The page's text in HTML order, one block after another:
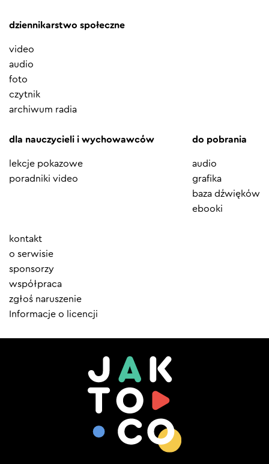
dziennikarstwo społeczne
video
audio
foto
czytnik
archiwum radia
dla nauczycieli i wychowawców
lekcje pokazowe
poradniki video
do pobrania
audio
grafika
baza dźwięków
ebooki
Element
menu
kontakt
o serwisie
sponsorzy
współpraca
zgłoś naruszenie
Informacje o licencji